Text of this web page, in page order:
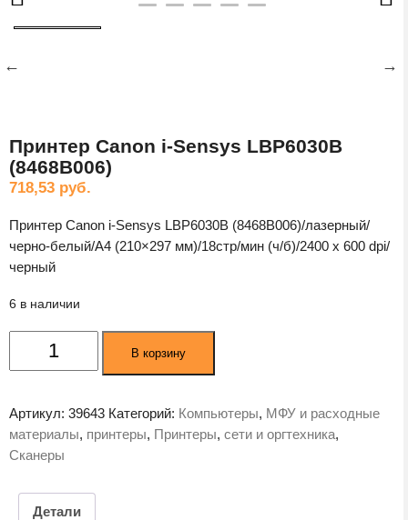
Принтер Canon i-Sensys LBP6030B
(8468B006)
718,53 руб.
Принтер Canon i-Sensys LBP6030B (8468B006)/лазерный/
черно-белый/A4 (210×297 мм)/18стр/мин (ч/б)/2400 x 600 dpi/
черный
6 в наличии
Количество
товара
Sensys
LBP6030B
В корзину
Артикул: 39643 Категорий: Компьютеры, МФУ и расходные
материалы, принтеры, Принтеры, сети и оргтехника,
Сканеры
Детали